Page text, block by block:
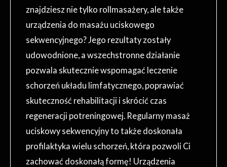
znajdziesz nie tylko rollmasażery, ale także
urządzenia do masażu uciskowego
sekwencyjnego? Jego rezultaty zostały
udowodnione, a wszechstronne działanie
pozwala skutecznie wspomagać leczenie
schorzeń układu limfatycznego, poprawiać
skuteczność rehabilitacji i skrócić czas
regeneracji potreningowej. Regularny masaż
uciskowy sekwencyjny to także doskonała
profilaktyka wielu schorzeń, która pozwoli Ci
zachować doskonałą formę! Urządzenia